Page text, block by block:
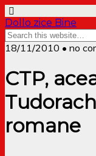
Dollo zice Bine
18/11/2010 • no
CTP,
romane